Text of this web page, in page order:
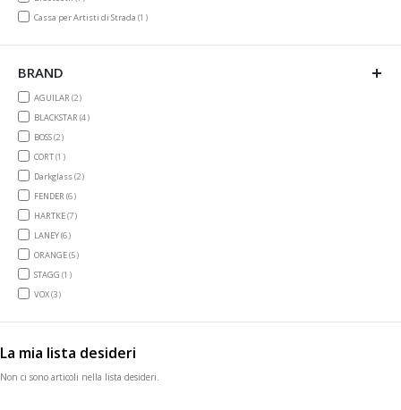
Cassa per Artisti di Strada1item
BRAND
AGUILAR2items
BLACKSTAR4items
BOSS2items
CORT1item
Darkglass2items
FENDER6items
HARTKE7items
LANEY6items
ORANGE 5items
STAGG1item
VOX 3items
La mia lista desideri
Non ci sono articoli nella lista desideri.